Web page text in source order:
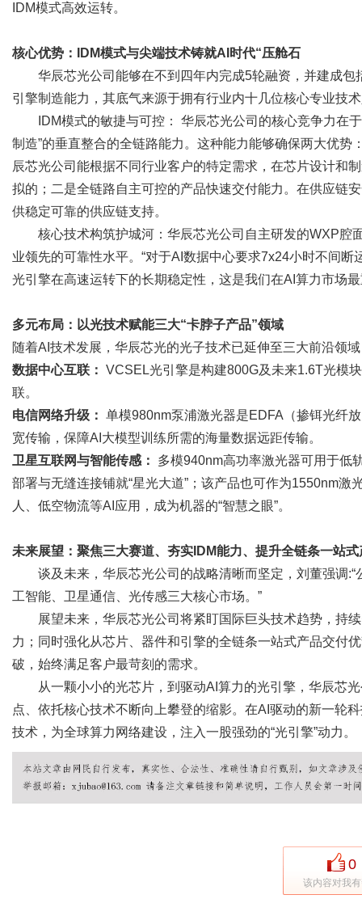
IDM模式高效运转。
核心优势：IDM模式与尖端技术铸就AI时代“压舱石
华辰芯光公司能够在不到四年内完成5轮融资，并建成包
引擎制造能力，其底气来源于拥有行业内十几位核心专业技
IDM模式的敏捷与可控： 华辰芯光公司的核心竞争力在于
制造”的垂直整合的全链路能力。这种能力能够确保两大优
辰芯光公司能根据不同行业客户的特定需求，在芯片设计和
拟的；二是全链路自主可控的产品快速交付能力。在供应链
供稳定可靠的供应链支持。
核心技术构筑护城河：华辰芯光公司自主研发的WXP腔
业领先的可靠性水平。“对于AI数据中心要求7x24小时不间
光引擎在高速运转下的长期稳定性，这是我们在AI算力市场
多元布局：以光技术赋能三大“卡脖子产品”领域
随着AI技术发展，华辰芯光的光子技术已延伸至三大前沿领
数据中心互联： VCSEL光引擎是构建800G及未来1.6T光模
联。
电信网络升级： 单模980nm泵浦激光器是EDFA（掺铒光纤
宽传输，保障AI大模型训练所需的海量数据远距传输。
卫星互联网与智能传感：
多模940nm高功率激光器可用于低
部署与无缝连接铺就“星光大道”；该产品也可作为1550nm
人、低空物流等AI应用，成为机器的“智慧之眼”。
未来展望：聚焦三大赛道、夯实IDM能力、提升全链条一站
谈及未来，华辰芯光公司的战略清晰而坚定，刘董强调:“
工智能、卫星通信、光传感三大核心市场。”
展望未来，华辰芯光公司将紧盯国际巨头技术趋势，持续
力；同时强化从芯片、器件和引擎的全链条一站式产品交付
破，始终满足客户最苛刻的需求。
从一颗小小的光芯片，到驱动AI算力的光引擎，华辰芯光
点、依托核心技术不断向上攀登的缩影。在AI驱动的新一轮
技术，为全球算力网络建设，注入一股强劲的“光引擎”动力。
0
该内容对我